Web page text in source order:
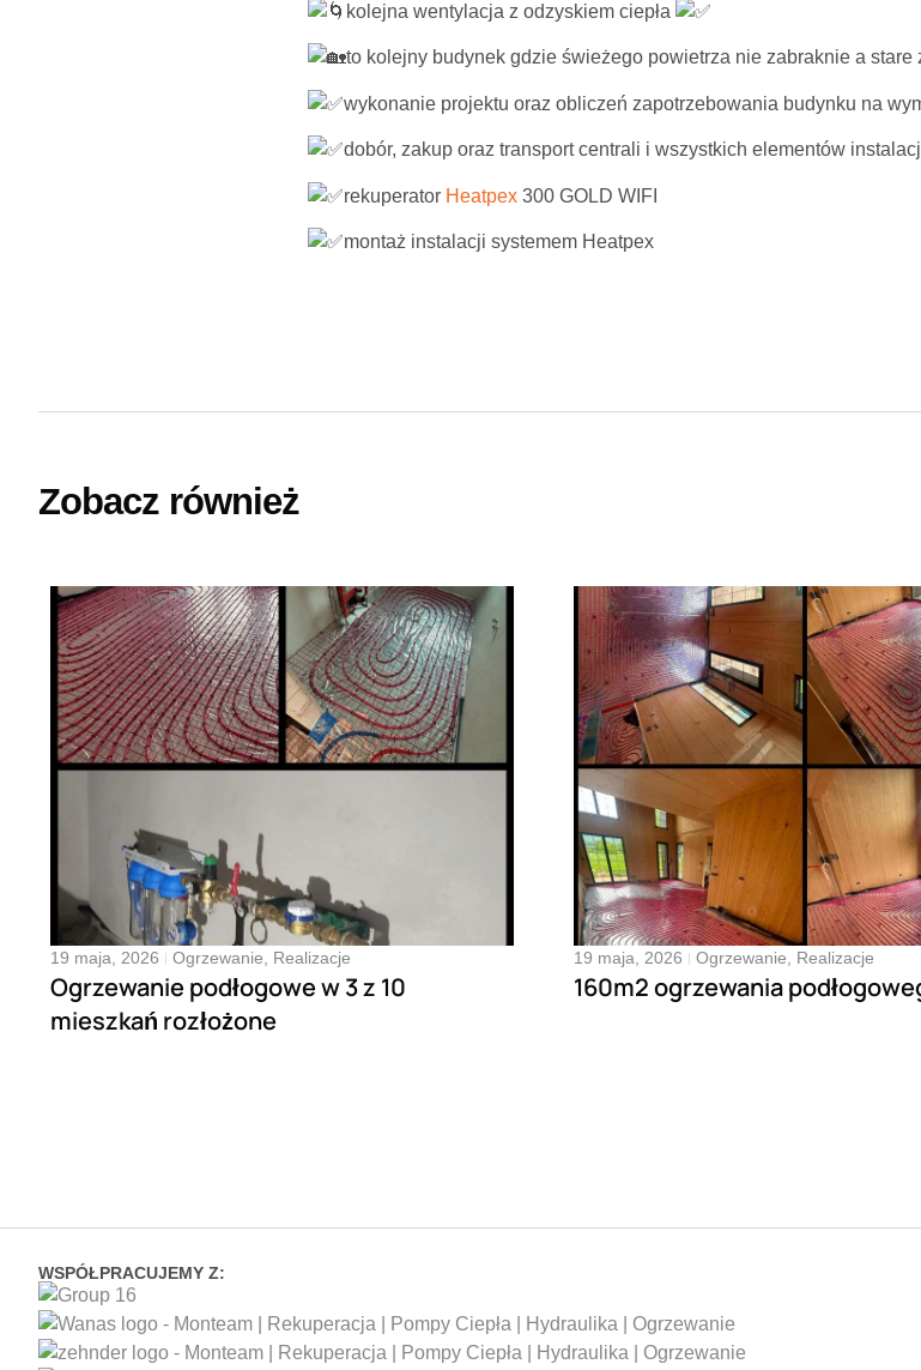
kolejna wentylacja z odzyskiem ciepła
to kolejny budynek gdzie świeżego powietrza nie zabraknie a
wykonanie projektu oraz obliczeń zapotrzebowania budynku na
dobór, zakup oraz transport centrali i wszystkich elementów
rekuperator Heatpex 300 GOLD WIFI
montaż instalacji systemem Heatpex
Zobacz również
19 maja, 2026 Ogrzewanie, Realizacje
Ogrzewanie podłogowe w 3 z 10
mieszkań rozłożone
19 maja, 2026 Ogrzewanie, Realizacje
160m2 ogrzewania
WSPÓŁPRACUJEMY Z: